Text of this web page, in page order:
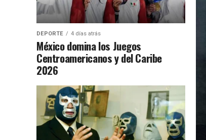
DEPORTE 4 días atrás
México domina los Juegos
Centroamericanos y del Caribe
2026